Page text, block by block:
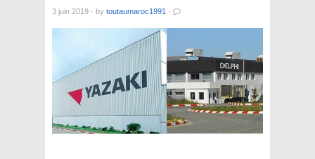
3 juin 2019 · by toutaumaroc1991 ·